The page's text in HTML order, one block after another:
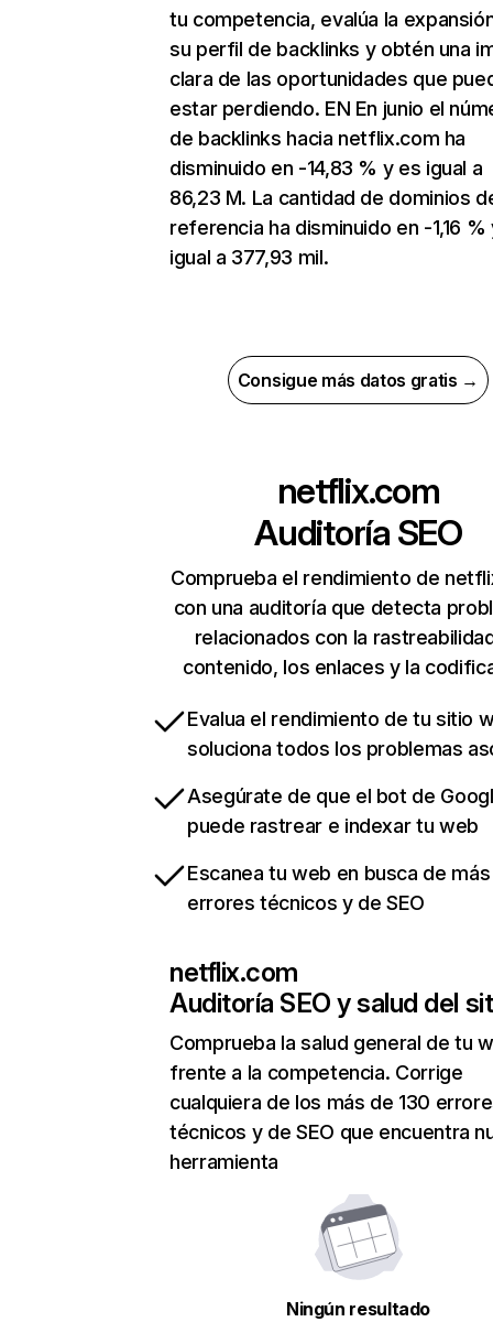
tu competencia, evalúa la
su perfil de backlinks y obtén una
clara de las oportunidades que
estar perdiendo. EN En junio el
de backlinks hacia netflix.com ha
disminuido en -14,83 % y es igual a
86,23 M. La cantidad de dominios
referencia ha disminuido en -1,16 %
igual a 377,93 mil.
Consigue más datos gratis →
netflix.com
Auditoría SEO
Comprueba el rendimiento de
con una auditoría que detecta
relacionados con la
contenido, los enlaces y la
Evalua el rendimiento de tu sitio
soluciona todos los problemas
Asegúrate de que el bot de
puede rastrear e indexar tu web
Escanea tu web en busca de
errores técnicos y de SEO
netflix.com
Auditoría SEO y salud del
Comprueba la salud general de tu
frente a la competencia. Corrige
cualquiera de los más de 130
técnicos y de SEO que encuentra
herramienta
Ningún resultado